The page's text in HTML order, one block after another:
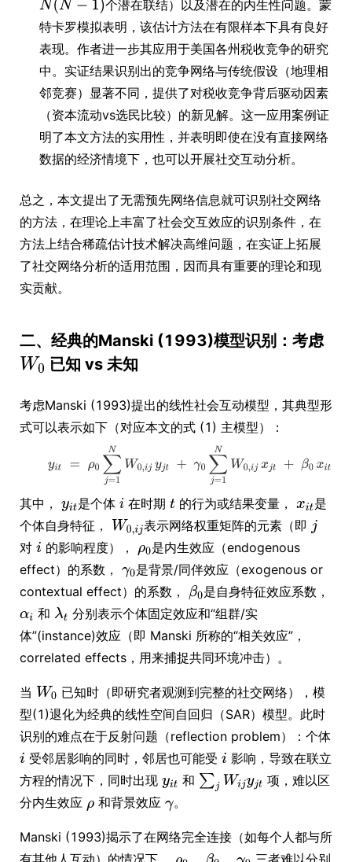
个潜在联结）以及潜在的内生性问题。蒙
特卡罗模拟表明，该估计方法在有限样本下具有良好
表现。作者进一步其应用于美国各州税收竞争的研究
中。实证结果识别出的竞争网络与传统假设（地理相
邻竞赛）显著不同，提供了对税收竞争背后驱动因素
（资本流动vs选民比较）的新见解。这一应用案例证
明了本文方法的实用性，并表明即使在没有直接网络
数据的经济情境下，也可以开展社交互动分析。
总之，本文提出了无需预先网络信息就可识别社交网络
的方法，在理论上丰富了社会交互效应的识别条件，在
方法上结合稀疏估计技术解决高维问题，在实证上拓展
了社交网络分析的适用范围，因而具有重要的理论和现
实贡献。
二、经典的Manski (1993)模型识别：考虑
已知 vs 未知
考虑Manski (1993)提出的线性社会互动模型，其典型形
式可以表示如下（对应本文的式 (1) 主模型）：
其中， 是个体 在时期 的行为或结果变量，
是
个体自身特征，
表示网络权重矩阵的元素（即
对
的影响程度），
是内生效应（endogenous
effect）的系数，
是背景/同伴效应（exogenous or
contextual effect）的系数，
是自身特征效应系数，
和
分别表示个体固定效应和“组群/实
体”(instance)效应（即 Manski 所称的“相关效应”，
correlated effects，用来捕捉共同环境冲击）。
当
已知时（即研究者观测到完整的社交网络），模
型(1)退化为经典的线性空间自回归（SAR）模型。此时
识别的难点在于反射问题（reflection problem）：个体
受邻居影响的同时，邻居也可能受
影响，导致在联立
方程的情况下，同时出现
和
项，难以区
分内生效应
和背景效应 。
Manski (1993)揭示了在网络完全连接（如每个人都与所